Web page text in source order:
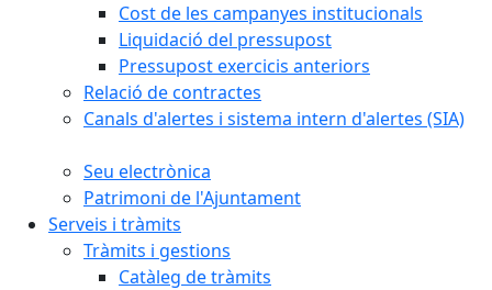
Cost de les campanyes institucionals
Liquidació del pressupost
Pressupost exercicis anteriors
Relació de contractes
Canals d'alertes i sistema intern d'alertes (SIA)
Seu electrònica
Patrimoni de l'Ajuntament
Serveis i tràmits
Tràmits i gestions
Catàleg de tràmits